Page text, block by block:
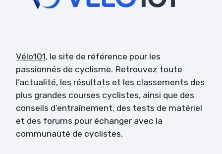
Vélo101, le site de référence pour les
passionnés de cyclisme. Retrouvez toute
l’actualité, les résultats et les classements des
plus grandes courses cyclistes, ainsi que des
conseils d’entraînement, des tests de matériel
et des forums pour échanger avec la
communauté de cyclistes.